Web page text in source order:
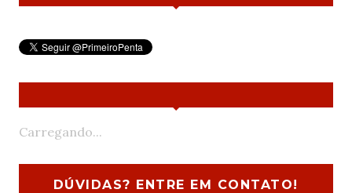
Carregando...
DÚVIDAS? ENTRE EM CONTATO!